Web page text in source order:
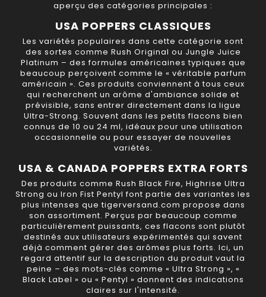
aperçu des catégories principales :
USA POPPERS CLASSIQUES
Les variétés populaires dans cette catégorie sont
des sortes comme Rush Original ou Jungle Juice
Platinum – des formules américaines typiques que
beaucoup perçoivent comme le « véritable parfum
américain ». Ces produits conviennent à tous ceux
qui recherchent un arôme d'ambiance solide et
prévisible, sans entrer directement dans la ligue
Ultra-Strong. Souvent dans les petits flacons bien
connus de 10 ou 24 ml, idéaux pour une utilisation
occasionnelle ou pour essayer de nouvelles
variétés.
USA & CANADA POPPERS EXTRA FORTS
Des produits comme Rush Black Fire, Highrise Ultra
Strong ou Iron Fist Pentyl font partie des variantes les
plus intenses que tigerversand.com propose dans
son assortiment. Perçus par beaucoup comme
particulièrement puissants, ces flacons sont plutôt
destinés aux utilisateurs expérimentés qui savent
déjà comment gérer des arômes plus forts. Ici, un
regard attentif sur la description du produit vaut la
peine – des mots-clés comme « Ultra Strong », «
Black Label » ou « Pentyl » donnent des indications
claires sur l'intensité.